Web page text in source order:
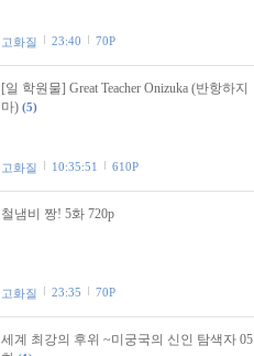
고화질 23:40 70P
[일 학원물] Great Teacher Onizuka (반항하지
마) (5)
고화질 10:35:51 610P
철냄비 짱! 5화 720p
고화질 23:35 70P
세계 최강의 후위 ~미궁국의 신인 탐색자 05